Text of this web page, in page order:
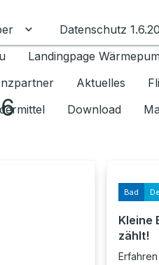
Untermenü für
Datenschutz
Landingpage
Aktuelles
Download
Bad
Kleine
zählt!